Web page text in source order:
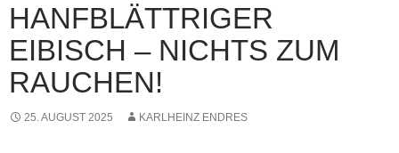
HANFBLÄTTRIGER
EIBISCH – NICHTS ZUM
RAUCHEN!
25. AUGUST 2025 KARLHEINZ ENDRES